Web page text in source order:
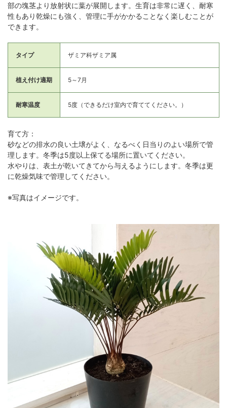
部の塊茎より放射状に葉が展開します。生育は非常に遅く、耐寒
性もあり乾燥にも強く、管理に手がかかることなく楽しむことが
できます。
タイプ ザミア科ザミア属
植え付け適期 5～7月
耐寒温度 5度（できるだけ室内で育ててください。）
育て方：
砂などの排水の良い土壌がよく、なるべく日当りのよい場所で管
理します。冬季は5度以上保てる場所に置いてください。
水やりは、表土が乾いてきてから与えるようにします。冬季は更
に乾燥気味で管理してください。
※写真はイメージです。